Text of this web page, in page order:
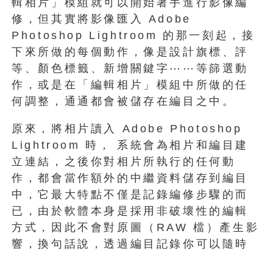
輯相片」模組就可以開始著手進行影像編
修，但其實將影像匯入 Adobe
Photoshop Lightroom 的那一刻起，接
下來所做的每個動作，像是設計旗標、評
等、顏色標籤、新增關鍵字⋯⋯等篩選動
作，或是在「編輯相片」模組中所做的任
何調整，通通都會被儲存在編目之中。
原來，將相片讀入 Adobe Photoshop
Lightroom 時， 系統會為相片和編目建
立連結，之後你對相片所執行的任何動
作，都會當作額外的中繼資料儲存到編目
中，它最大特點不僅是記錄編修步驟的而
已，由於軟體本身是採用非破壞性的編輯
方式，因此不會對原圖（RAW 檔）產生影
響，換句話說，透過編目記錄你可以隨時